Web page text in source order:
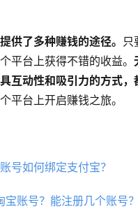
供了多种赚钱的途径。 只
平台上获得不错的收益。
互动性和吸引力的方式
平台上开启赚钱之旅。
号如何绑定支付宝？
账号？能注册几个账号